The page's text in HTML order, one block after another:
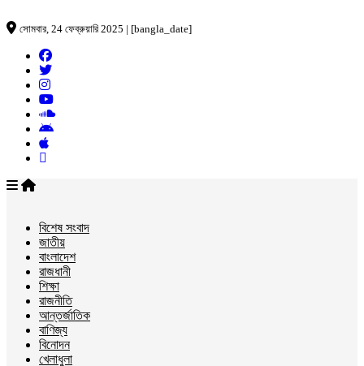
সোমবার, 24 ফেব্রুয়ারি 2025 | [bangla_date]
বিশেষ সংবাদ
জাতীয়
বাংলাদেশ
রাজধানী
শিক্ষা
রাজনীতি
আন্তর্জাতিক
বাণিজ্য
বিনোদন
খেলাধুলা